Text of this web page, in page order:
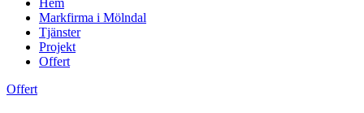
Hem
Markfirma i Mölndal
Tjänster
Projekt
Offert
Offert